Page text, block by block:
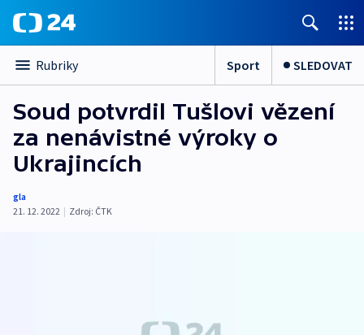
Rubriky Sport SLEDOVAT
Soud potvrdil Tušlovi vězení
za nenávistné výroky o
Ukrajincích
gla
21. 12. 2022 | Zdroj: ČTK